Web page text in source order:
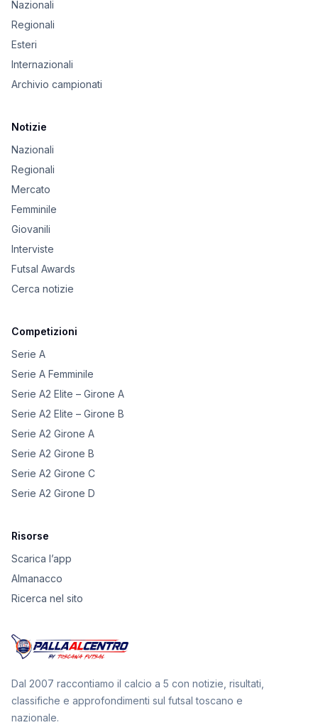
Nazionali
Regionali
Esteri
Internazionali
Archivio campionati
Notizie
Nazionali
Regionali
Mercato
Femminile
Giovanili
Interviste
Futsal Awards
Cerca notizie
Competizioni
Serie A
Serie A Femminile
Serie A2 Elite – Girone A
Serie A2 Elite – Girone B
Serie A2 Girone A
Serie A2 Girone B
Serie A2 Girone C
Serie A2 Girone D
Risorse
Scarica l’app
Almanacco
Ricerca nel sito
Dal 2007 raccontiamo il calcio a 5 con notizie, risultati,
classifiche e approfondimenti sul futsal toscano e
nazionale.